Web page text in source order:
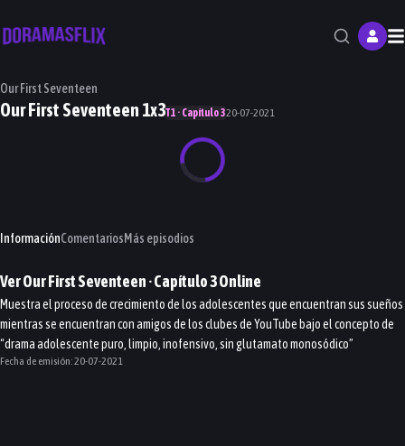
Our First Seventeen
Our First Seventeen 1x3T1 · Capítulo 320-07-2021
InformaciónComentariosMás episodios
VerOur First Seventeen· Capítulo3Online
Muestra el proceso de crecimiento de los adolescentes que encuentran sus sueños
mientras se encuentran con amigos de los clubes de YouTube bajo el concepto de
“drama adolescente puro, limpio, inofensivo, sin glutamato monosódico”
Fecha de emisión:20-07-2021